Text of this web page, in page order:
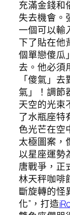
充滿金錢和
失去機會。
一個可以輸
下了貼在他
個單戀傻瓜
去。他必須
「傻氣」去
氣」！調節
天空的光束
了水瓶座特
色光芒在空
太極圖案，
以星座運勢
唐戰爭，正
林天秤咖啡
斷旋轉的怪
化”，打造